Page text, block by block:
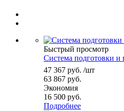
Быстрый просмотр
Система подготовки
47 367 руб. /шт
63 867 руб.
Экономия
16 500 руб.
Подробнее